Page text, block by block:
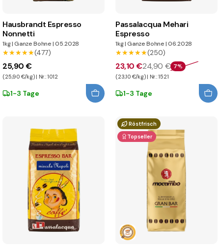
Hausbrandt Espresso
Nonnetti
1kg|Ganze Bohne|05.2028
★★★★★
★★★★★(477)
25,90 €
(25,90 €/kg) | Nr.: 1012
1-3 Tage
Passalacqua Mehari
Espresso
1kg|Ganze Bohne|06.2028
★★★★★
★★★★★(250)
23,10 €24,90 € 7%
(23,10 €/kg) | Nr.: 1521
1-3 Tage
Röstfrisch
Topseller